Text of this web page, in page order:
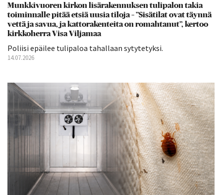
Munkkivuoren kirkon lisärakennuksen tulipalon takia
toiminnalle pitää etsiä uusia tiloja – ”Sisätilat ovat täynnä
vettä ja savua, ja kattorakenteita on romahtanut”, kertoo
kirkkoherra Visa Viljamaa
Poliisi epäilee tulipaloa tahallaan sytytetyksi.
14.07.2026